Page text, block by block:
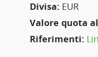
Divisa: EUR
Valore quota
Riferimenti: